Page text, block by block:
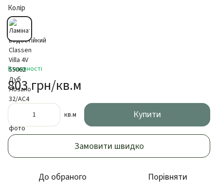
Колір
В наявності
803 грн/кв.м
кв.м Купити
Замовити швидко
До обраного Порівняти